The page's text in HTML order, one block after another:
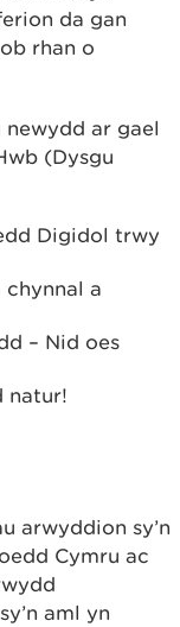
da gan
rhan o
ar gael
(Dysgu
Digidol trwy
a
– Nid oes
natur!
arwyddion sy’n
Cymru ac
aml yn